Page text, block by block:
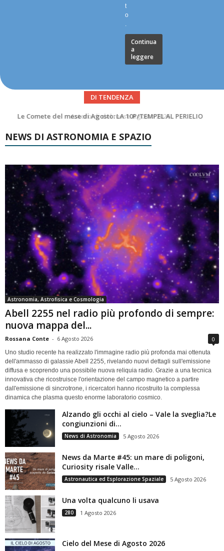
t
o
.
Continua
a
leggere
DI TENDENZA
Asteroidi del mese Agosto 2026
NEWS DI ASTRONOMIA E SPAZIO
Astronomia, Astrofisica e Cosmologia
Abell 2255 nel radio più profondo di sempre:
nuova mappa del...
Rossana Conte - 6 Agosto 2026 0
Uno studio recente ha realizzato l'immagine radio più profonda mai ottenuta
dell'ammasso di galassie Abell 2255, rivelando nuovi dettagli sull'emissione
diffusa e scoprendo una possibile nuova reliquia radio. Grazie a una tecnica
innovativa che ricostruisce l'orientazione del campo magnetico a partire
dall'emissione di sincrotrone, i ricercatori hanno ricostruito la complessa
dinamica che plasma questo enorme laboratorio cosmico.
Alzando gli occhi al cielo – Vale la sveglia?Le
congiunzioni di...
News di Astronomia 5 Agosto 2026
News da Marte #45: un mare di poligoni,
Curiosity risale Valle...
Astronautica ed Esplorazione Spaziale 5 Agosto 2026
Una volta qualcuno li usava
280 1 Agosto 2026
Cielo del Mese di Agosto 2026